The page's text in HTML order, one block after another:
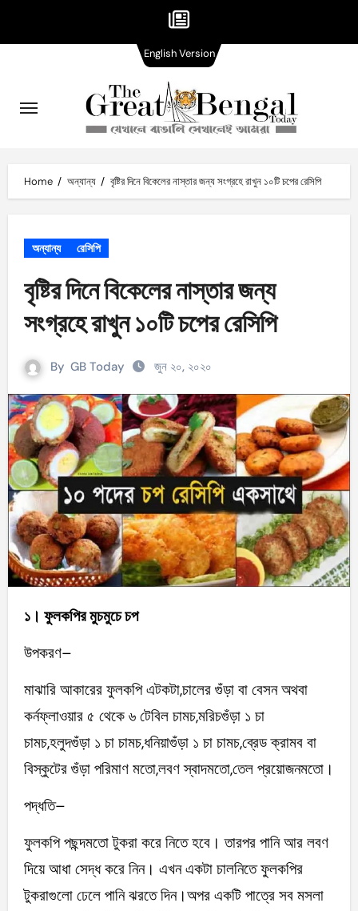
content
Home অন্যান্য বৃষ্টির দিনে বিকেলের নাস্তার জন্য সংগ্রহে রাখুন ১০টি চপের রেসিপি
অন্যান্য রেসিপি
বৃষ্টির দিনে বিকেলের নাস্তার জন্য
সংগ্রহে রাখুন ১০টি চপের রেসিপি
By GB Today জুন ২০, ২০২০
১। ফুলকপির মুচমুচে চপ
উপকরণ–
মাঝারি আকারের ফুলকপি এটকটা,চালের গুঁড়া বা বেসন অথবা
কর্নফ্লাওয়ার ৫ থেকে ৬ টেবিল চামচ,মরিচগুঁড়া ১ চা
চামচ,হলুদগুঁড়া ১ চা চামচ,ধনিয়াগুঁড়া ১ চা চামচ,ব্রেড ক্রামব বা
বিস্কুটের গুঁড়া পরিমাণ মতো,লবণ স্বাদমতো,তেল প্রয়োজনমতো।
পদ্ধতি–
ফুলকপি পছন্দমতো টুকরা করে নিতে হবে। তারপর পানি আর লবণ
দিয়ে আধা সেদ্ধ করে নিন। এখন একটা চালনিতে ফুলকপির
টুকরাগুলো ঢেলে পানি ঝরতে দিন।অপর একটি পাত্রে সব মসলা
English VersionVersion